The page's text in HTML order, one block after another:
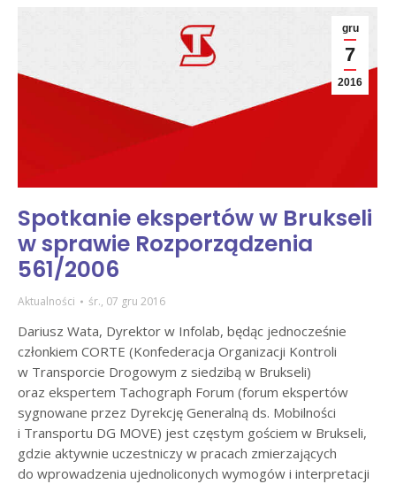
gru
7
2016
Spotkanie ekspertów w Brukseli
w sprawie Rozporządzenia
561/2006
Aktualności śr., 07 gru 2016
Dariusz Wata, Dyrektor w Infolab, będąc jednocześnie
członkiem CORTE (Konfederacja Organizacji Kontroli
w Transporcie Drogowym z siedzibą w Brukseli)
oraz ekspertem Tachograph Forum (forum ekspertów
sygnowane przez Dyrekcję Generalną ds. Mobilności
i Transportu DG MOVE) jest częstym gościem w Brukseli,
gdzie aktywnie uczestniczy w pracach zmierzających
do wprowadzenia ujednoliconych wymogów i interpretacji